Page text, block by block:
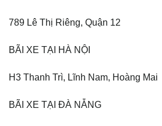
789 Lê Thị Riêng, Quận 12
BÃI XE TẠI HÀ NỘI
H3 Thanh Trì, Lĩnh Nam, Hoàng Mai
BÃI XE TẠI ĐÀ NẴNG